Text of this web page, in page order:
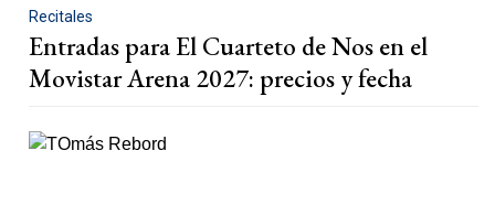
Recitales
Entradas para El Cuarteto de Nos en el
Movistar Arena 2027: precios y fecha